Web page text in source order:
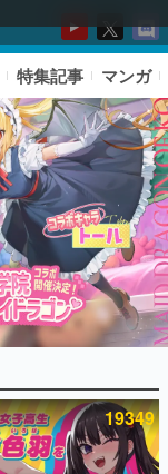
特集記事 マンガ
19349